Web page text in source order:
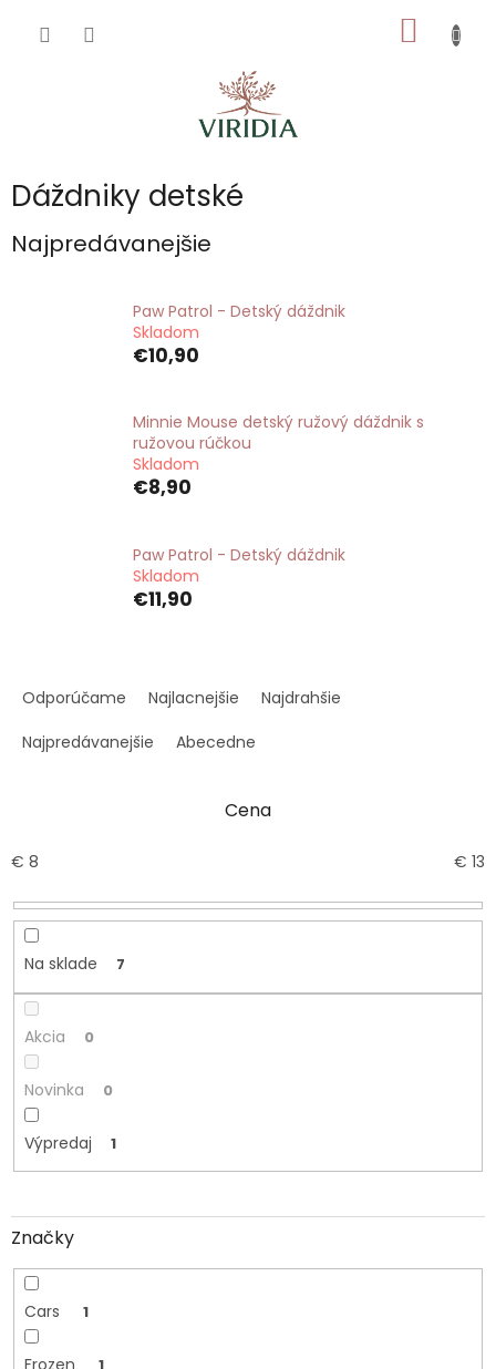
KOŠÍK
Dáždniky detské
Najpredávanejšie
Paw Patrol - Detský dáždnik
Skladom
€10,90
Minnie Mouse detský ružový dáždnik s
ružovou rúčkou
Skladom
€8,90
Paw Patrol - Detský dáždnik
Skladom
€11,90
a
e
r
d
t
Odporúčame Najlacnejšie
Najdrahšie
Najpredávanejšie
Abecedne
Cena
€ 8 € 13
Na sklade 7
Akcia 0
Novinka 0
Výpredaj 1
Značky
Cars 1
Frozen